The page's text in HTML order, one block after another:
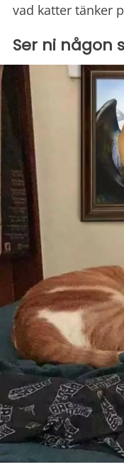
vad katter tänker
Ser ni någon